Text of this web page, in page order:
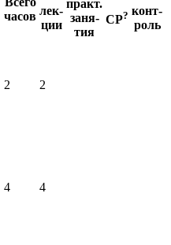
часов лек-
ции
практ.
заня-
тия
СР? конт-
роль
2 2
4 4